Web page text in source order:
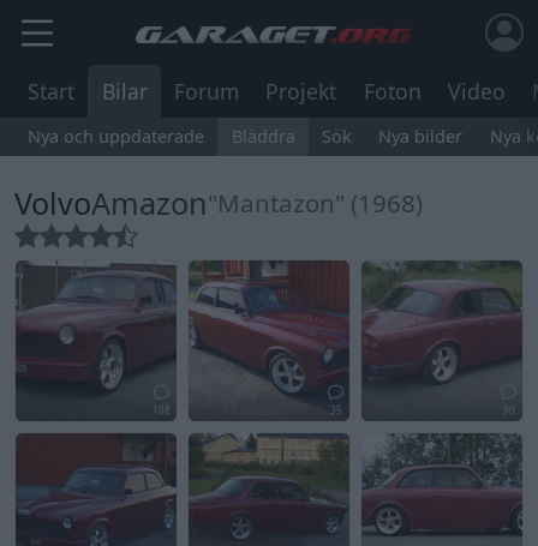
Start Bilar Forum Projekt Foton Video
Nya och uppdaterade Bläddra Sök Nya bilder Nya
VolvoAmazon"Mantazon" (1968)
108 35 90